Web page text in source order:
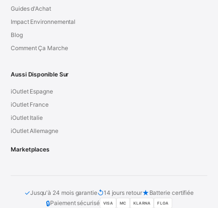
Guides d'Achat
Impact Environnemental
Blog
Comment Ça Marche
Aussi Disponible Sur
iOutlet Espagne
iOutlet France
iOutlet Italie
iOutlet Allemagne
Marketplaces
✓Jusqu'à 24 mois garantie↺14 jours retour★ Batterie certifiée
🔒Paiement sécurisé VISA MC KLARNA FLOA